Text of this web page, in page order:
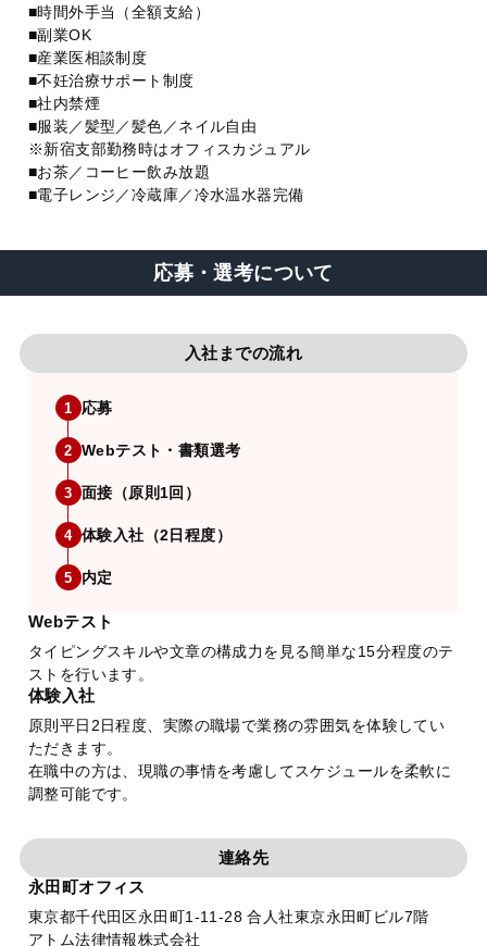
■時間外手当（全額支給）
■副業OK
■産業医相談制度
■不妊治療サポート制度
■社内禁煙
■服装／髪型／髪色／ネイル自由
※新宿支部勤務時はオフィスカジュアル
■お茶／コーヒー飲み放題
■電子レンジ／冷蔵庫／冷水温水器完備
応募・選考について
入社までの流れ
1 応募
2 Webテスト・書類選考
3 面接（原則1回）
4 体験入社（2日程度）
5 内定
Webテスト
タイピングスキルや文章の構成力を見る簡単な15分程度のテ
ストを行います。
体験入社
原則平日2日程度、実際の職場で業務の雰囲気を体験してい
ただきます。
在職中の方は、現職の事情を考慮してスケジュールを柔軟に
調整可能です。
連絡先
永田町オフィス
東京都千代田区永田町1-11-28 合人社東京永田町ビル7階
アトム法律情報株式会社